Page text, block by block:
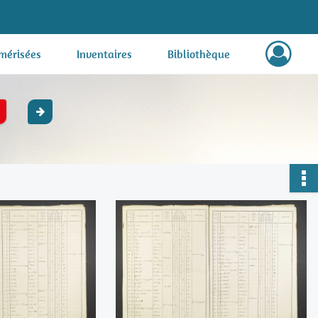
Inventaires Bibliothèque